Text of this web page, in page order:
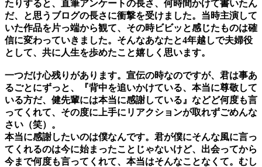
たりすると、直筆アンケートの長さ、何時間かけて書いたん
だ、と思うブログの長さに衝撃を受けました。当時主演して
いた作品を片っ端から観て、その時ビビッと感じたものは確
信に変わっていきました。そんなあなたと4年越しで夫婦役
として、共に人生を歩めたこと嬉しく思います。
一つだけ心残りがあります。宣伝の時なのですが、君は事あ
るごとにずっと、『背中を追いかけている、本当に尊敬して
いる方だ、健先輩には本当に感謝している』などど何度も言
ってくれて、その度に上手にリアクションが取れずごめんな
さい（笑）。
本当に感謝したいのは僕なんです。君が僕にそんな風に言っ
てくれるのは今に始まったことじゃないけど、出会ってから
今まで何度も言ってくれて、本当はそんなことなくて。むし